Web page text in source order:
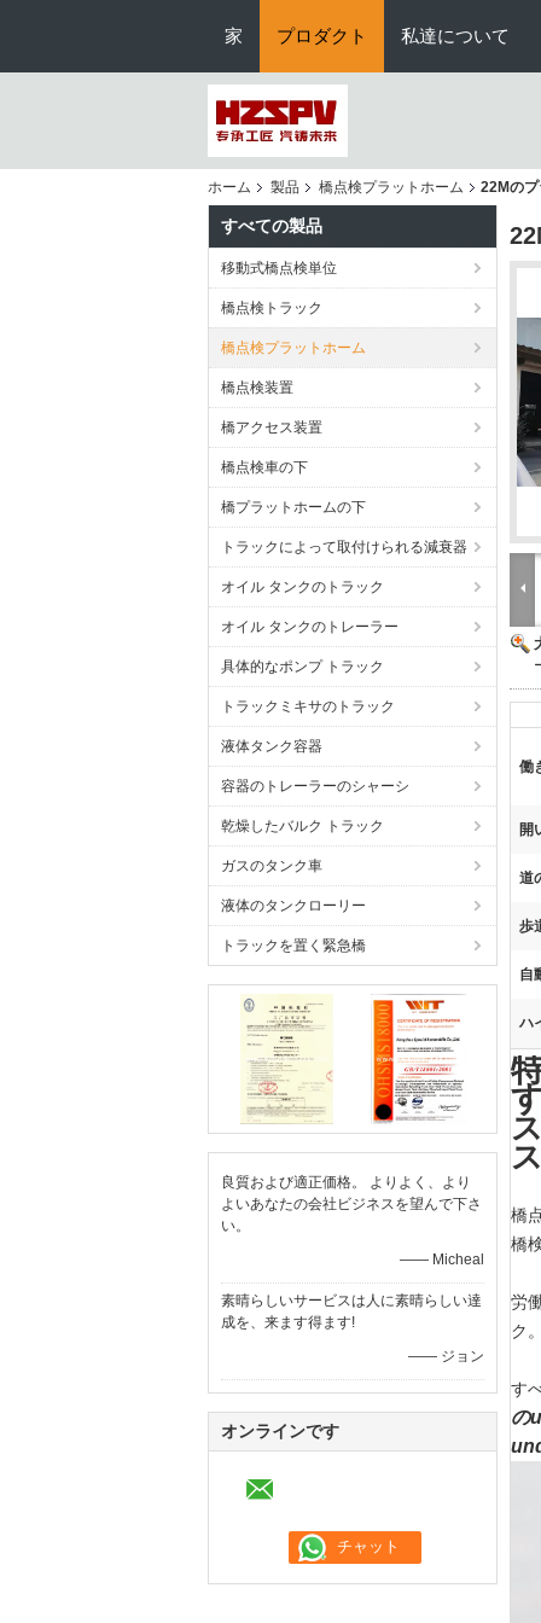
家 プロダクト 私達について
ホーム 製品 橋点検プラットホーム 22Mの
すべての製品
移動式橋点検単位
橋点検トラック
橋点検プラットホーム
橋点検装置
橋アクセス装置
橋点検車の下
橋プラットホームの下
トラックによって取付けられる減衰器
オイル タンクのトラック
オイル タンクのトレーラー
具体的なポンプ トラック
トラックミキサのトラック
液体タンク容器
容器のトレーラーのシャーシ
乾燥したバルク トラック
ガスのタンク車
液体のタンクローリー
トラックを置く緊急橋
良質および適正価格。 よりよく、より
よいあなたの会社ビジネスを望んで下さ
い。
—— Micheal
素晴らしいサービスは人に素晴らしい達
成を、来ます得ます!
—— ジョン
オンラインです
働
開
道
歩
自
ハ
橋
橋
労
ク
す
の